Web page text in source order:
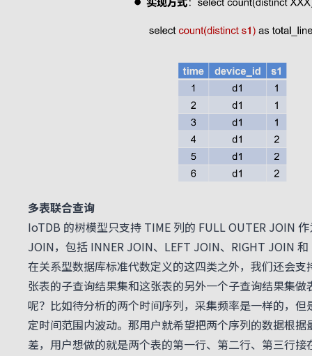
多表联合查询
IoTDB 的树模型只支持 TIME 列的 FULL OUTER JOIN
JOIN，包括 INNER JOIN、LEFT JOIN、RIGHT JOIN
在关系型数据库标准代数定义的这四类之外，我们还会
张表的子查询结果集和这张表的另外一个子查询结果集
呢？比如待分析的两个时间序列，采集频率是一样的，
定时间范围内波动。那用户就希望把两个序列的数据根
差，用户想做的就是两个表的第一行、第二行、第三行